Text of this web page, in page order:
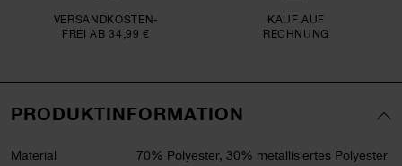
VERSAND­KOSTEN­
FREI AB 34,99 €
KAUF AUF
RECHNUNG
PRODUKTINFORMATION
Material 70% Polyester, 30% metallisiertes Polyester